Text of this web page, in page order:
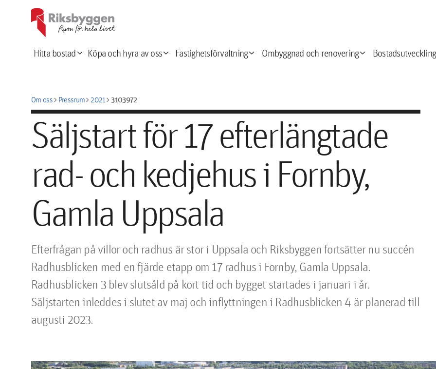
Hitta bostadexpand_more Köpa och hyra av ossexpand_more Fastighetsförvaltningexpand_more Ombyggnad och renoveringexpand_more Bostadsutveckling
Om osschevron_rightPressrumchevron_right2021chevron_right3103972
Säljstart för 17 efterlängtade
rad- och kedjehus i Fornby,
Gamla Uppsala
Efterfrågan på villor och radhus är stor i Uppsala och Riksbyggen fortsätter nu succén
Radhusblicken med en fjärde etapp om 17 radhus i Fornby, Gamla Uppsala.
Radhusblicken 3 blev slutsåld på kort tid och bygget startades i januari i år.
Säljstarten inleddes i slutet av maj och inflyttningen i Radhusblicken 4 är planerad till
augusti 2023.